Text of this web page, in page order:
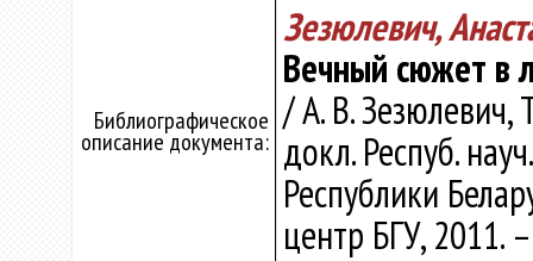
Библиографическое
описание документа:
Зезюлевич,
Вечный сюжет в
/ А. В. Зезюлевич,
докл. Респуб.
Республики
центр БГУ, 2011.